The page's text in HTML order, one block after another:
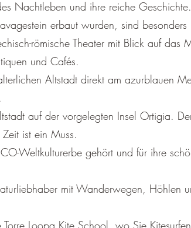
Nachtleben und ihre reiche
erbaut wurden, sind besonders
römische Theater mit Blick auf das
und Cafés.
Altstadt direkt am azurblauen
auf der vorgelegten Insel Ortigia.
ist ein Muss.
Weltkulturerbe gehört und für ihre
mit Wanderwegen, Höhlen
Loopa Kite School, wo Sie